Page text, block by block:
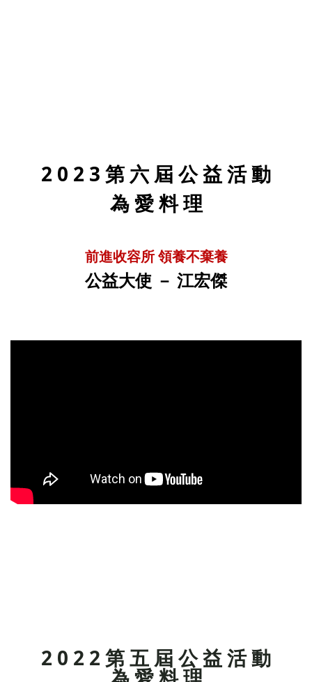
2 0 2 3 第 六 屆 公 益 活 動
為 愛 料 理
前進收容所 領養不棄養
公益大使 － 江宏傑
2 0 2 2 第 五 屆 公 益 活 動